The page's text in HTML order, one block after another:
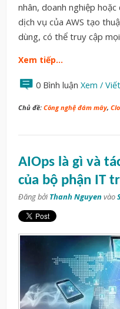
nhân, doanh nghiệp
dịch vụ của AWS tạo
dùng, có thể truy cập
Xem tiếp…
0 Bình luận Xem /
Chủ đề: Công nghệ đám mây,
AIOps là gì và
của bộ phận IT
Đăng bởiThanh Nguyen vào